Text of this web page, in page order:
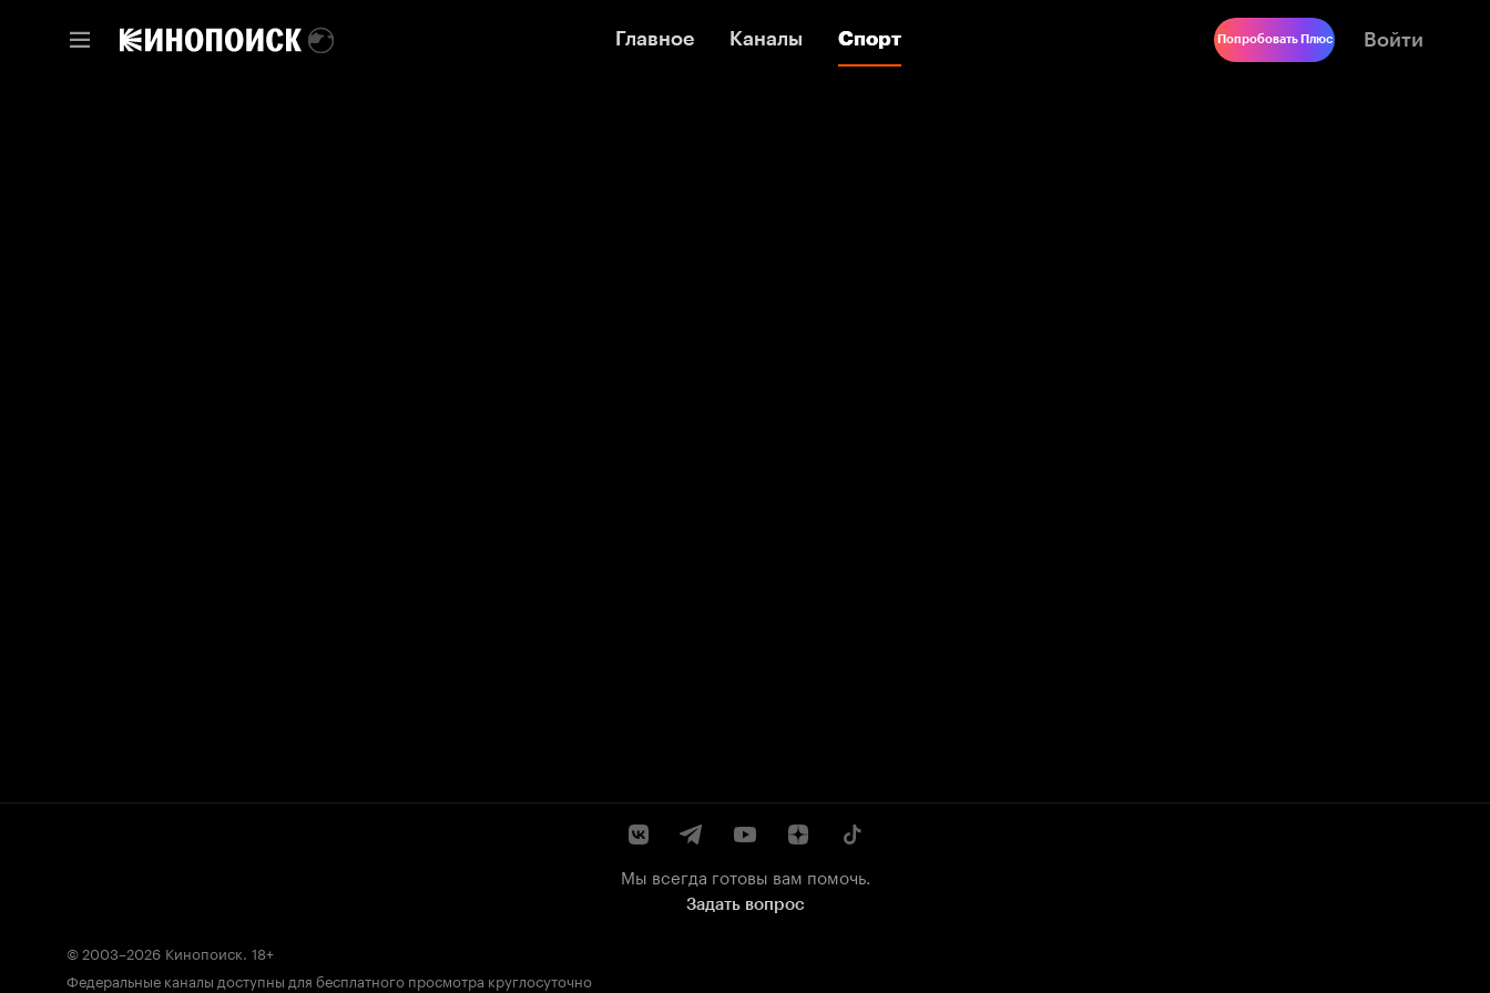
Главное Каналы Спорт
Главное Каналы Спорт Попробовать Плюс Войти
Мы всегда готовы вам помочь.
Задать вопрос
© 2003–2026 Кинопоиск. 18+
Федеральные каналы доступны для бесплатного просмотра круглосуточно